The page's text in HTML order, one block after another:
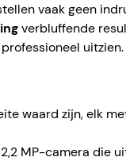
vaak geen
verbluffende
uitzien.
waard zijn, elk
MP-camera die